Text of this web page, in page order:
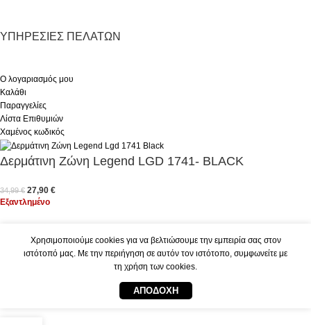
ΥΠΗΡΕΣΊΕΣ ΠΕΛΑΤΏΝ
Ο λογαριασμός μου
Καλάθι
Παραγγελίες
Λίστα Επιθυμιών
Χαμένος κωδικός
Χρησιμοποιούμε cookies για να βελτιώσουμε την εμπειρία σας στον
ιστότοπό μας. Με την περιήγηση σε αυτόν τον ιστότοπο, συμφωνείτε με
τη χρήση των cookies.
ΑΠΟΔΟΧΉ
Δερμάτινη Ζώνη Legend LGD 1741- BLACK
34,99€ 27,90 €
Εξαντλημένο